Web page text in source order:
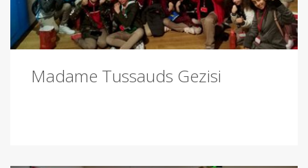
Madame Tussauds Gezisi